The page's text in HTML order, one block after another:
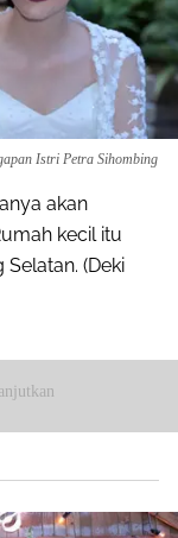
Istri Petra Sihombing
akan
kecil itu
(Deki